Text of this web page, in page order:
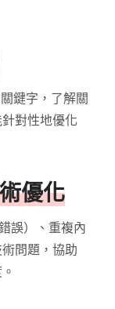
鍵字，了解關
對性地優化
優化
誤）、重複內
問題，協助